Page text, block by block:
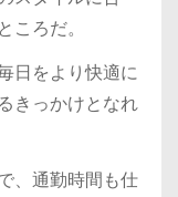
ろだ。
日をより快適に
きっかけとなれ
、通勤時間も仕